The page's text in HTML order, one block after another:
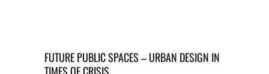
FUTURE PUBLIC SPACES – URBAN DESIGN IN